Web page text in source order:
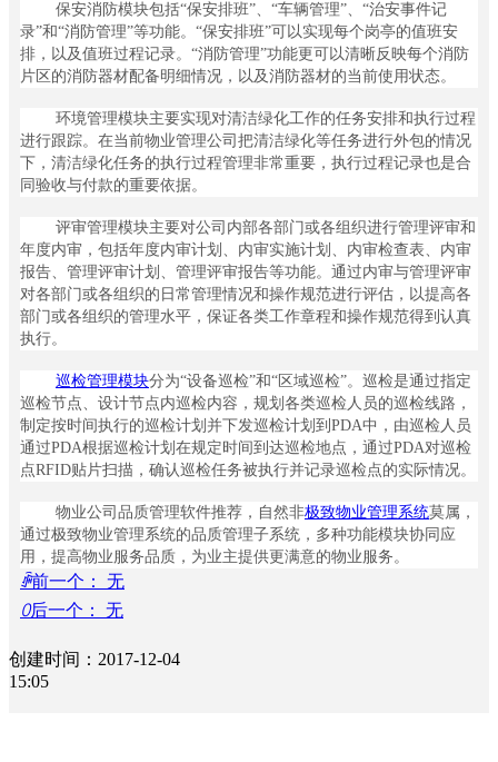
园
区
ꀉ
未
社
区
ꀉ
字
决
策
ꄁ
产
品
案
ꀉ
物
业
费
ꁹ
催
收
理
ꀉ
租
保安消防模块包括“保安排班”、“车辆管理”、“治安事件记
录”和“消防管理”等功能。“保安排班”可以实现每个岗亭的值班安
排，以及值班过程记录。“消防管理”功能更可以清晰反映每个消防
片区的消防器材配备明细情况，以及消防器材的当前使用状态。
环境管理模块主要实现对清洁绿化工作的任务安排和执行过程
进行跟踪。在当前物业管理公司把清洁绿化等任务进行外包的情况
下，清洁绿化任务的执行过程管理非常重要，执行过程记录也是合
同验收与付款的重要依据。
评审管理模块主要对公司内部各部门或各组织进行管理评审和
年度内审，包括年度内审计划、内审实施计划、内审检查表、内审
报告、管理评审计划、管理评审报告等功能。通过内审与管理评审
对各部门或各组织的日常管理情况和操作规范进行评估，以提高各
部门或各组织的管理水平，保证各类工作章程和操作规范得到认真
执行。
巡检管理模块分为“设备巡检”和“区域巡检”。巡检是通过指定
巡检节点、设计节点内巡检内容，规划各类巡检人员的巡检线路，
制定按时间执行的巡检计划并下发巡检计划到PDA中，由巡检人员
通过PDA根据巡检计划在规定时间到达巡检地点，通过PDA对巡检
点RFID贴片扫描，确认巡检任务被执行并记录巡检点的实际情况。
物业公司品质管理软件推荐，自然非极致物业管理系统莫属，
通过极致物业管理系统的品质管理子系统，多种功能模块协同应
用，提高物业服务品质，为业主提供更满意的物业服务。
ꄴ前一个：
无
ꄲ后一个： 无
创建时间： 2017-12-04
15:05